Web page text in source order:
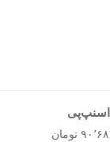
اسنپ‌پی